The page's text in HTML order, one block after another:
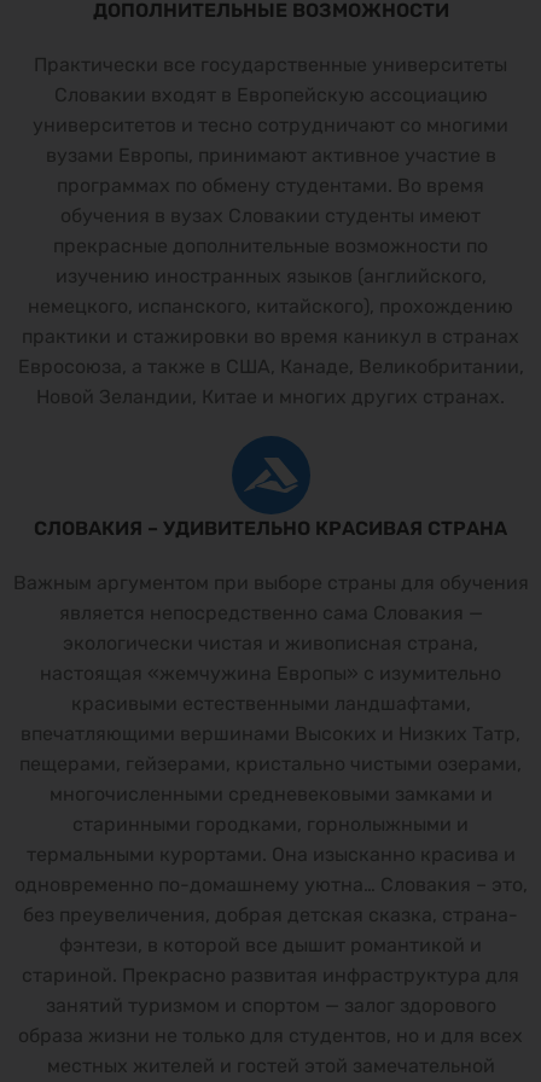
ДОПОЛНИТЕЛЬНЫЕ ВОЗМОЖНОСТИ
Практически все государственные университеты
Словакии входят в Европейскую ассоциацию
университетов и тесно сотрудничают со многими
вузами Европы, принимают активное участие в
программах по обмену студентами. Во время
обучения в вузах Словакии студенты имеют
прекрасные дополнительные возможности по
изучению иностранных языков (английского,
немецкого, испанского, китайского), прохождению
практики и стажировки во время каникул в странах
Евросоюза, а также в США, Канаде, Великобритании,
Новой Зеландии, Китае и многих других странах.
СЛОВАКИЯ – УДИВИТЕЛЬНО КРАСИВАЯ СТРАНА
Важным аргументом при выборе страны для обучения
является непосредственно сама Словакия —
экологически чистая и живописная страна,
настоящая «жемчужина Европы» с изумительно
красивыми естественными ландшафтами,
впечатляющими вершинами Высоких и Низких Татр,
пещерами, гейзерами, кристально чистыми озерами,
многочисленными средневековыми замками и
cтаринными городками, горнолыжными и
термальными курортами. Она изысканно красива и
одновременно по-домашнему уютна… Словакия – это,
без преувеличения, добрая детская сказка, страна-
фэнтези, в которой все дышит романтикой и
стариной. Прекрасно развитая инфраструктура для
занятий туризмом и спортом — залог здорового
образа жизни не только для студентов, но и для всех
местных жителей и гостей этой замечательной